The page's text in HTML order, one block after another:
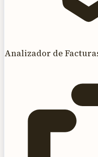
Analizador de